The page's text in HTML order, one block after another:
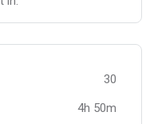
30
4h 50m